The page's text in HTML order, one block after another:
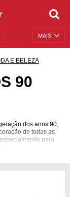
MAIS
E BELEZA
90
dos anos 90,
de todas as
para